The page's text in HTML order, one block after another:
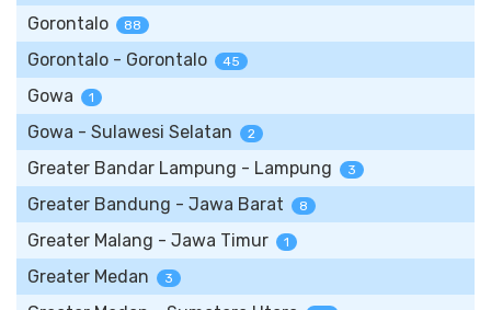
Gorontalo 88
Gorontalo - Gorontalo 45
Gowa 1
Gowa - Sulawesi Selatan 2
Greater Bandar Lampung - Lampung 3
Greater Bandung - Jawa Barat 8
Greater Malang - Jawa Timur 1
Greater Medan 3